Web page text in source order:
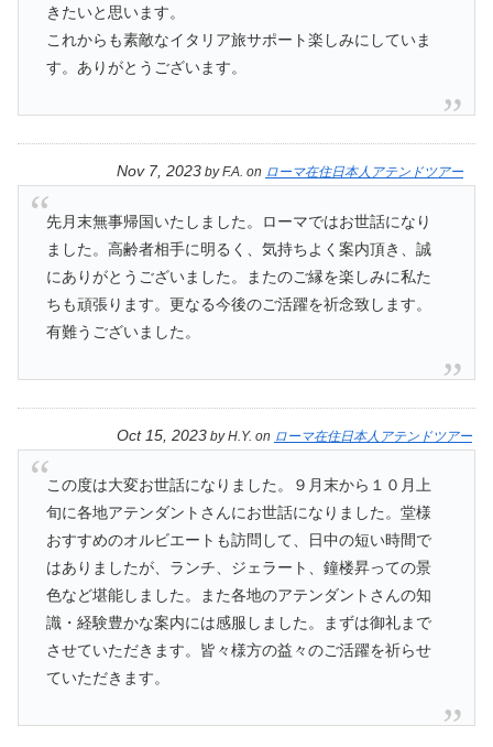
きたいと思います。
これからも素敵なイタリア旅サポート楽しみにしていま
す。ありがとうございます。
Nov 7, 2023 byF.A. on ローマ在住日本人アテンドツアー
先月末無事帰国いたしました。ローマではお世話になり
ました。高齢者相手に明るく、気持ちよく案内頂き、誠
にありがとうございました。またのご縁を楽しみに私た
ちも頑張ります。更なる今後のご活躍を祈念致します。
有難うございました。
Oct 15, 2023 byH.Y. on ローマ在住日本人アテンドツアー
この度は大変お世話になりました。９月末から１０月上
旬に各地アテンダントさんにお世話になりました。堂様
おすすめのオルビエートも訪問して、日中の短い時間で
はありましたが、ランチ、ジェラート、鐘楼昇っての景
色など堪能しました。また各地のアテンダントさんの知
識・経験豊かな案内には感服しました。まずは御礼まで
させていただきます。皆々様方の益々のご活躍を祈らせ
ていただきます。